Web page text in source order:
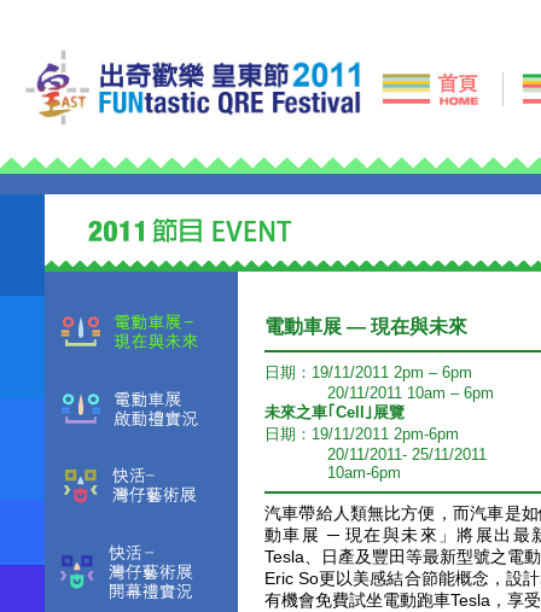
電動車展 — 現在與未來
日期：19/11/2011 2pm – 6pm
20/11/2011 10am – 6pm
未來之車｢Cell｣展覽
日期：19/11/2011 2pm-6pm
20/11/2011- 25/11/2011
10am-6pm
汽車帶給人類無比方便，而汽車是
動車展 ─ 現在與未來」將展出最
Tesla、日產及豐田等最新型號之電
Eric So更以美感結合節能概念，設
有機會免費試坐電動跑車Tesla，享